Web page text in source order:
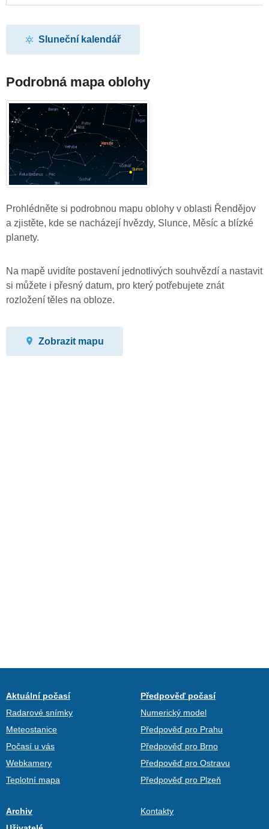
Sluneční kalendář
Podrobná mapa oblohy
Prohlédněte si podrobnou mapu oblohy v oblasti Řendějov
a zjistěte, kde se nacházejí hvězdy, Slunce, Měsíc a blízké
planety.
Na mapě uvidíte postavení jednotlivých souhvězdí a nastavit
si můžete i přesný datum, pro který potřebujete znát
rozložení těles na obloze.
Zobrazit mapu
Aktuální počasí
Radarové snímky
Meteostanice
Počasí u vás
Webkamery
Teplotní mapa
Předpověď počasí
Numerický model
Předpověď pro Prahu
Předpověď pro Brno
Předpověď pro Ostravu
Předpověď pro Plzeň
Archiv
Kontakty